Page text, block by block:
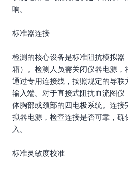
响。
标准器连接
检测的核心设备是标准阻抗模拟器
箱）。检测人员需关闭仪器电源
通过专用连接线，按照规定的导联
输入端。对于直接式阻抗血流图仪
体胸部或颈部的四电极系统。连接
拟器电源，检查连接是否可靠，确
入。
标准灵敏度校准